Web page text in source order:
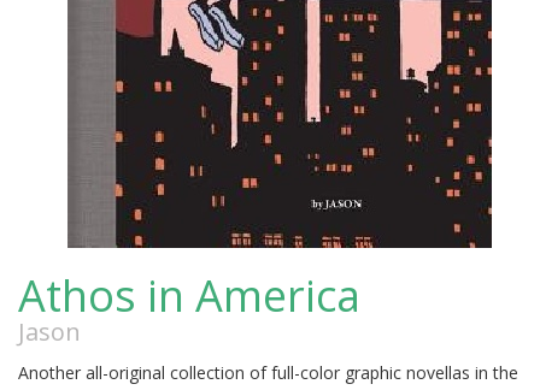
Athos in America
Jason
Another all-original collection of full-color graphic novellas in the